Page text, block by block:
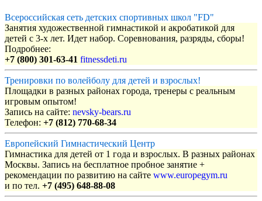
Всероссийская сеть детских спортивных школ "FD"
Занятия художественной гимнастикой и акробатикой для
детей с 3-х лет. Идет набор. Соревнования, разряды, сборы!
Подробнее:
+7 (800) 301-63-41 fitnessdeti.ru
Тренировки по волейболу для детей и взрослых!
Площадки в разных районах города, тренеры с реальным
игровым опытом!
Запись на сайте: nevsky-bears.ru
Телефон: +7 (812) 770-68-34
Европейский Гимнастический Центр
Гимнастика для детей от 1 года и взрослых. В разных районах
Москвы. Запись на бесплатное пробное занятие +
рекомендации по развитию на сайте www.europegym.ru
и по тел. +7 (495) 648-88-08